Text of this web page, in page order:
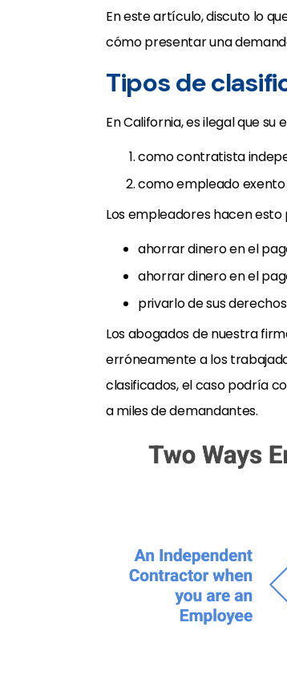
En este artículo, discuto lo
cómo presentar una
Tipos de
En California, es ilegal que
como contratista
como empleado
Los empleadores hacen esto
ahorrar dinero en el
ahorrar dinero en el
privarlo de sus
Los abogados de nuestra
erróneamente a los
clasificados, el caso podría
a miles de demandantes.